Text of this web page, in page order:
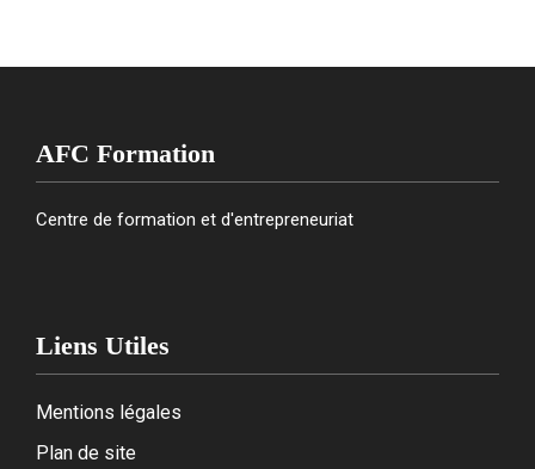
AFC Formation
Centre de formation et d'entrepreneuriat
Liens Utiles
Mentions légales
Plan de site